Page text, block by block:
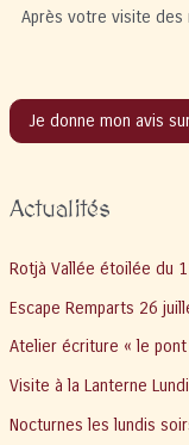
Après votre visite des
Je donne mon avis
Actualités
Rotjà Vallée étoilée du
Escape Remparts 26
Atelier écriture « le
Visite à la Lanterne
Nocturnes les lundis